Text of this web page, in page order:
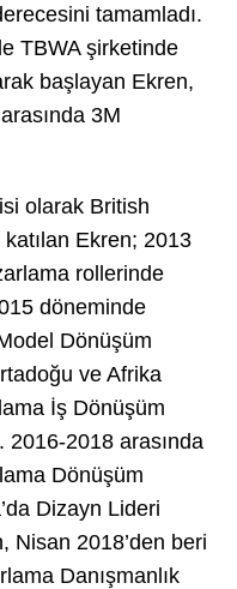
tamamladı.
TBWA şirketinde
başlayan Ekren,
3M
olarak British
Ekren; 2013
rollerinde
döneminde
Dönüşüm
ve Afrika
İş Dönüşüm
2018 arasında
Dönüşüm
Dizayn Lideri
Nisan 2018’den beri
Danışmanlık